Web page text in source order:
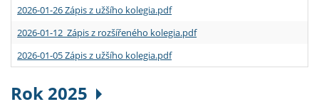
2026-01-26 Zápis z užšího kolegia.pdf
2026-01-12 Zápis z rozšířeného kolegia.pdf
2026-01-05 Zápis z užšího kolegia.pdf
Rok 2025